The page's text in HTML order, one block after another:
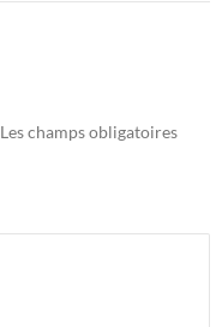
Les champs obligatoires